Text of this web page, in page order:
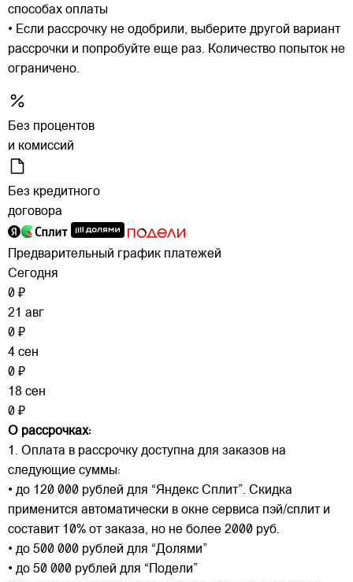
способах оплаты
• Если рассрочку не одобрили, выберите другой вариант
рассрочки и попробуйте еще раз. Количество попыток не
ограничено.
Без процентов
и комиссий
Без кредитного
договора
Предварительный график платежей
Сегодня
0 ₽
21 авг
0 ₽
4 сен
0 ₽
18 сен
0 ₽
О рассрочках:
1. Оплата в рассрочку доступна для заказов на
следующие суммы:
• до 120 000 рублей для “Яндекс Сплит”. Скидка
применится автоматически в окне сервиса пэй/сплит и
составит 10% от заказа, но не более 2000 руб.
• до 500 000 рублей для “Долями”
• до 50 000 рублей для “Подели”